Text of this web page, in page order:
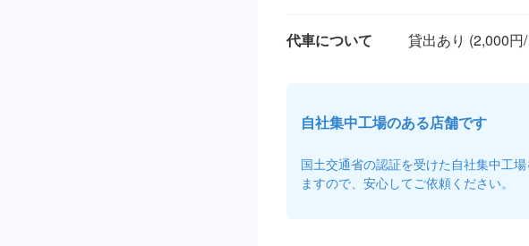
代車について
自社集中工場のある店舗です
国土交通省の認証を受けた自社集中工
ますので、安心してご依頼ください。